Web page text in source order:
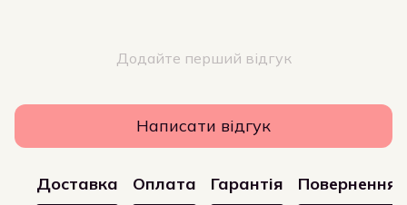
Додайте перший відгук
Написати відгук
Доставка Оплата Гарантія Повернення